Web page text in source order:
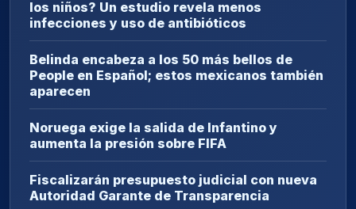
los niños? Un estudio revela menos
infecciones y uso de antibióticos
Belinda encabeza a los 50 más bellos de
People en Español; estos mexicanos también
aparecen
Noruega exige la salida de Infantino y
aumenta la presión sobre FIFA
Fiscalizarán presupuesto judicial con nueva
Autoridad Garante de Transparencia